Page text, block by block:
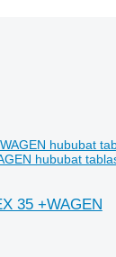
hububat
35 +WAGEN